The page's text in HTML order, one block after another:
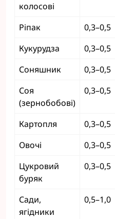
колосові
Ріпак 0,3–0,5
Кукурудза
0,3–0,5
Соняшник
0,3–0,5
Соя
(зернобобові)
0,3–0,5
Картопля 0,3–0,5
Овочі
0,3–0,5
Цукровий
буряк
0,3–0,5
Сади,
ягідники
0,5–1,0